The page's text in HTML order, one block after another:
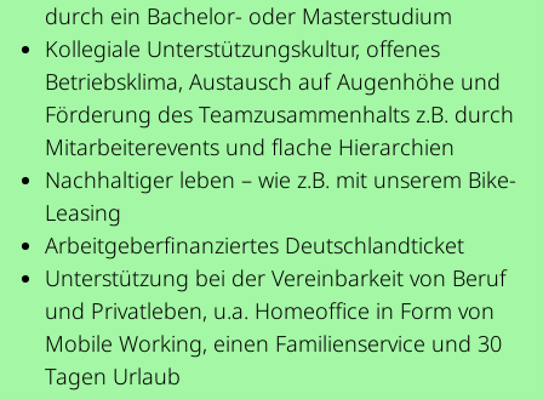
durch ein Bachelor- oder Masterstudium
Kollegiale Unterstützungskultur, offenes
Betriebsklima, Austausch auf Augenhöhe und
Förderung des Teamzusammenhalts z.B. durch
Mitarbeiterevents und flache Hierarchien
Nachhaltiger leben – wie z.B. mit unserem Bike-
Leasing
Arbeitgeberfinanziertes Deutschlandticket
Unterstützung bei der Vereinbarkeit von Beruf
und Privatleben, u.a. Homeoffice in Form von
Mobile Working, einen Familienservice und 30
Tagen Urlaub